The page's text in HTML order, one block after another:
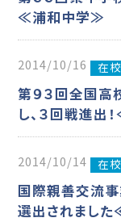
≪浦和中学≫
2014/10/16 在
第９３回全国高
し、３回戦進出
2014/10/14 在
国際親善交流
選出されまし